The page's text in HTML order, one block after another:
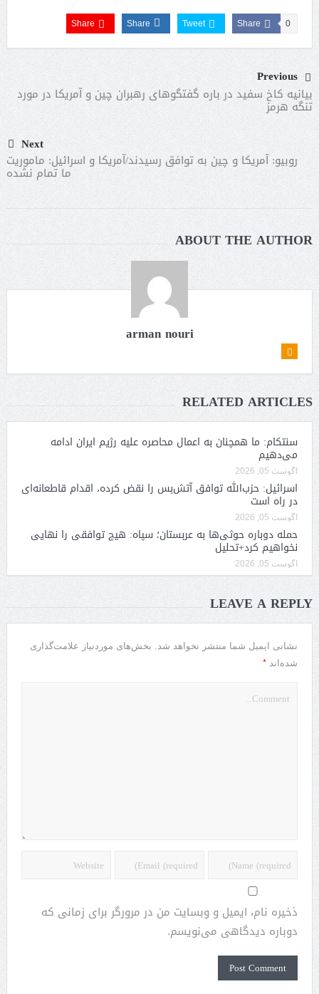
Share 0
Tweet
Share
Share
Previous
بیانیه کاخ سفید در باره گفتگوهای رهبران چین و آمریکا در مورد
تنگه هرمز
Next
روبیو: آمریکا و چین به توافق رسیدند/آمریکا و اسرائیل: ماموریت
ما تمام نشده
ABOUT THE AUTHOR
arman nouri
RELATED ARTICLES
سنتکام: ما همچنان به اعمال محاصره علیه رژیم ایران ادامه
می‌دهیم
آگوست 05, 2026
اسرائیل: حزب‌الله توافق آتش‌بس را نقض کرده، اقدام قاطعانه‌ای
در راه است
آگوست 05, 2026
حمله دوباره حوثی‌ها به عربستان؛ سپاه: هیچ توافقی را نهایی
نخواهیم کرد+تحلیل
آگوست 05, 2026
LEAVE A REPLY
نشانی ایمیل شما منتشر نخواهد شد. بخش‌های موردنیاز علامت‌گذاری
شده‌اند *
ذخیره نام، ایمیل و وبسایت من در مرورگر برای زمانی که
دوباره دیدگاهی می‌نویسم.